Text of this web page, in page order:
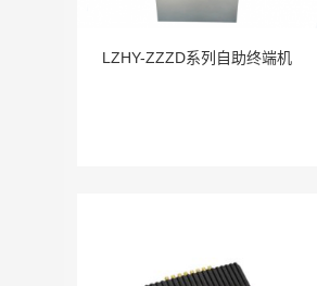
LZHY-ZZZD系列自助终端机